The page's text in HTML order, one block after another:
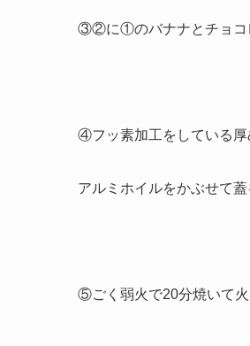
③②に①のバナナとチョコ
④フッ素加工をしている
アルミホイルをかぶせて蓋
⑤ごく弱火で20分焼いて火